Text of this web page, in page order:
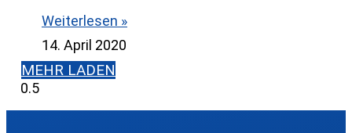
Weiterlesen »
14. April 2020
MEHR LADEN